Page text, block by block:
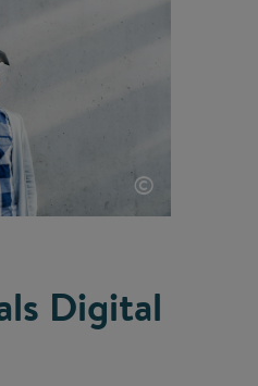
©
Digital